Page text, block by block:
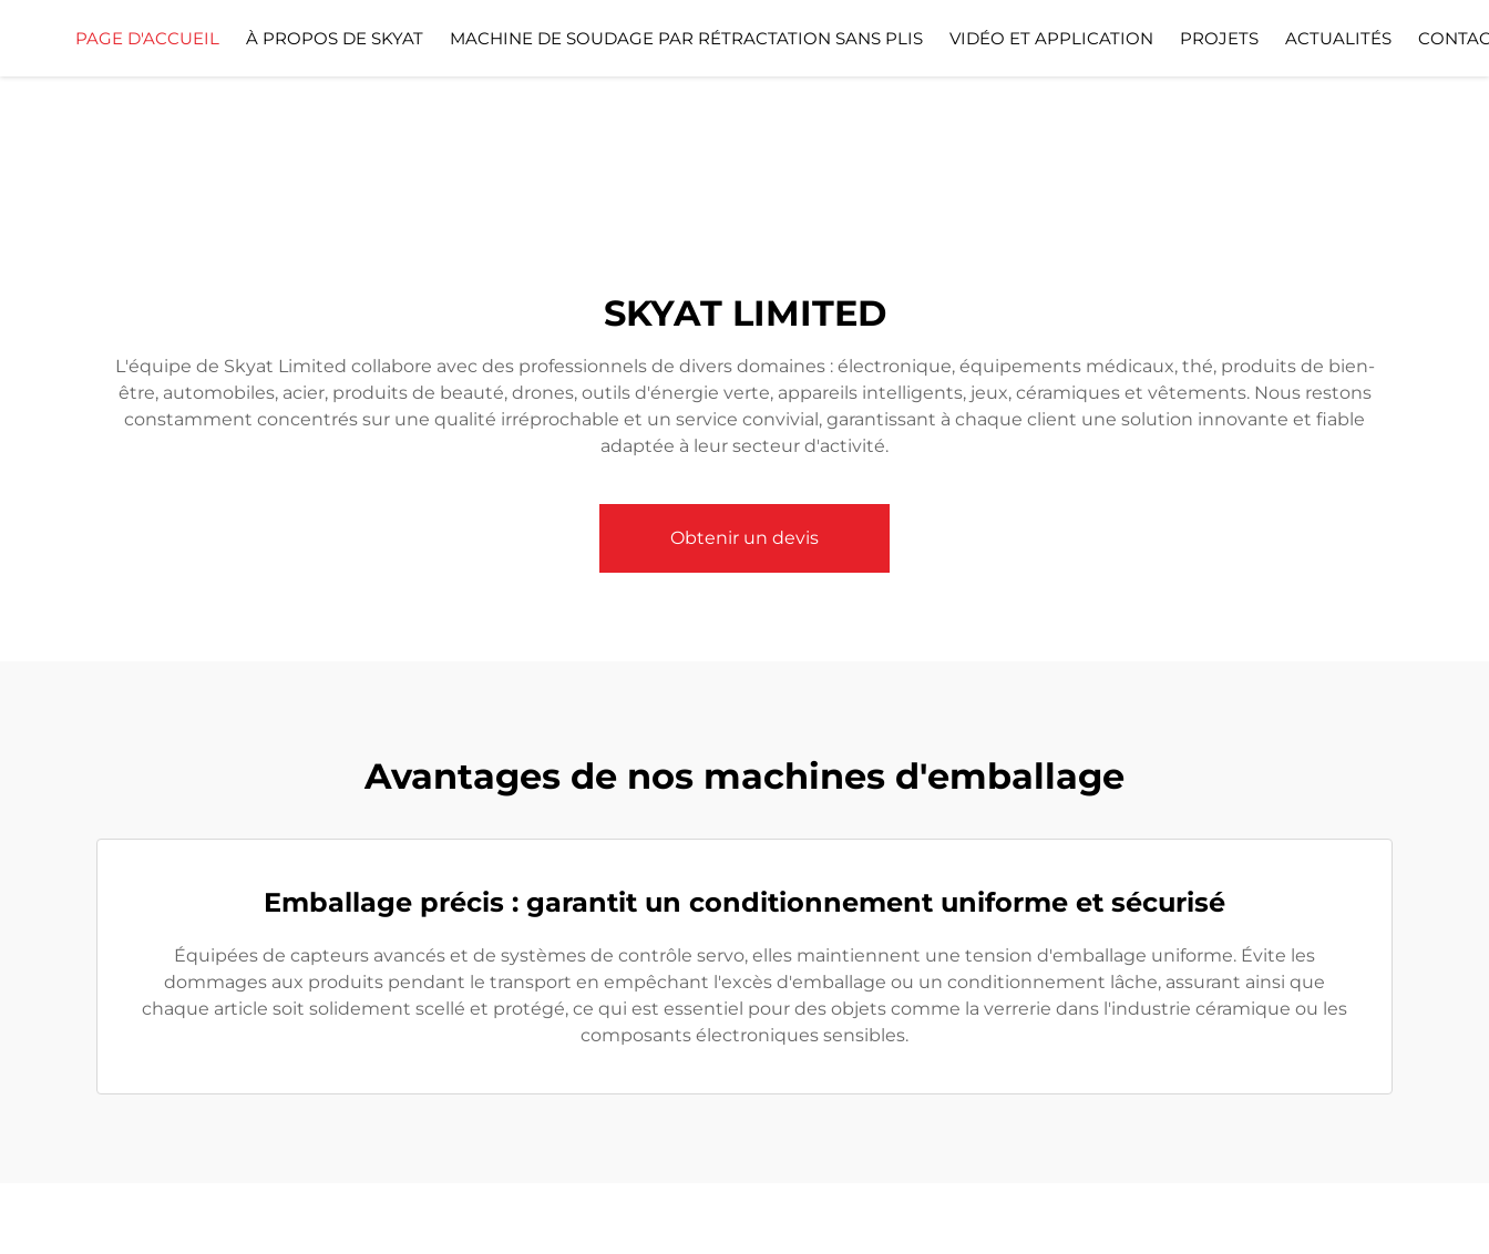
PAGE D'ACCUEIL À PROPOS DE SKYAT MACHINE DE SOUDAGE PAR RÉTRACTATION SANS PLIS VIDÉO ET APPLICATION PROJETS ACTUALITÉS
SKYAT LIMITED
L'équipe de Skyat Limited collabore avec des professionnels de divers domaines : électronique, équipements médicaux, thé, produits de bien-
être, automobiles, acier, produits de beauté, drones, outils d'énergie verte, appareils intelligents, jeux, céramiques et vêtements. Nous restons
constamment concentrés sur une qualité irréprochable et un service convivial, garantissant à chaque client une solution innovante et fiable
adaptée à leur secteur d'activité.
Obtenir un devis
Avantages de nos machines d'emballage
Emballage précis : garantit un conditionnement uniforme et sécurisé
Équipées de capteurs avancés et de systèmes de contrôle servo, elles maintiennent une tension d'emballage uniforme. Évite les
dommages aux produits pendant le transport en empêchant l'excès d'emballage ou un conditionnement lâche, assurant ainsi que
chaque article soit solidement scellé et protégé, ce qui est essentiel pour des objets comme la verrerie dans l'industrie céramique ou les
composants électroniques sensibles.